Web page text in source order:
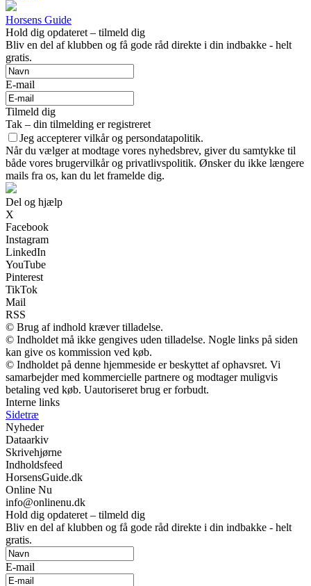
Horsens Guide
Hold dig opdateret – tilmeld dig
Bliv en del af klubben og få gode råd direkte i din indbakke - helt
gratis.
E-mail
Tilmeld dig
Tak – din tilmelding er registreret
Jeg accepterer vilkår og persondatapolitik.
Når du vælger at modtage vores nyhedsbrev, giver du samtykke til
både vores brugervilkår og privatlivspolitik. Ønsker du ikke længere
mails fra os, kan du let framelde dig.
Del og hjælp
X
Facebook
Instagram
LinkedIn
YouTube
Pinterest
TikTok
Mail
RSS
© Brug af indhold kræver tilladelse.
© Indholdet må ikke gengives uden tilladelse. Nogle links på siden
kan give os kommission ved køb.
© Indholdet på denne hjemmeside er beskyttet af ophavsret. Vi
samarbejder med kommercielle partnere og modtager muligvis
betaling ved køb. Uautoriseret brug er forbudt.
Interne links
Sidetræ
Nyheder
Dataarkiv
Skrivehjørne
Indholdsfeed
HorsensGuide.dk
Online Nu
info@onlinenu.dk
Hold dig opdateret – tilmeld dig
Bliv en del af klubben og få gode råd direkte i din indbakke - helt
gratis.
E-mail